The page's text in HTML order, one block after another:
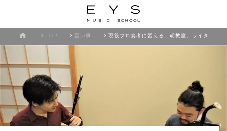
TOP 習い事 現役プロ奏者に習える二胡教室。ライターが無料体験レッスンに行ってみた。